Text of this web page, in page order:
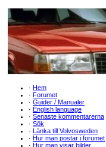
· Hem
· Forumet
· Guider / Manualer
· English language
· Senaste kommentarerna
· Sök
· Länka till Volvosweden
· Hur man postar i forumet
· Hur man visar bilder